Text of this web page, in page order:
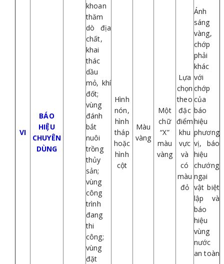
VI
BÁO
HIỆU
CHUYÊN
DÙNG
khoan
thăm
dò địa
chất,
khai
thác
dầu
mỏ, khí
đốt;
vùng
đánh
bắt
nuôi
trồng
thủy
sản;
vùng
công
trình
đang
thi
công;
vùng
đặt
Hình
nón,
hình
tháp
hoặc
hình
cột
Màu
vàng
Một
chữ
“X”
màu
vàng
Lựa
chọn
theo
đặc
điểm
khu
vực
và
có
màu
đỏ
Ánh
sáng
vàng,
chớp
phải
khác
với
chớp
của
báo
hiệu
phương
vị, báo
hiệu
chướng
ngại
vật biệt
lập và
báo
hiệu
vùng
nước
an toàn